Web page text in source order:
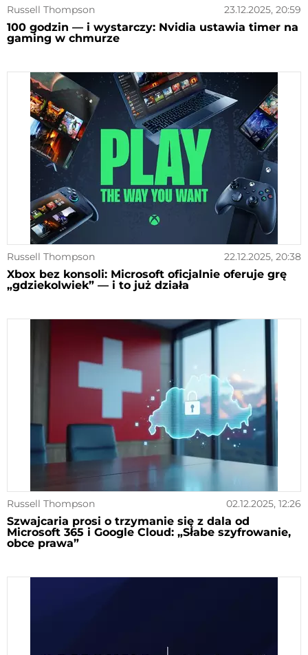
Russell Thompson 23.12.2025, 20:59
100 godzin — i wystarczy: Nvidia ustawia timer na
gaming w chmurze
Russell Thompson 22.12.2025, 20:38
Xbox bez konsoli: Microsoft oficjalnie oferuje grę
„gdziekolwiek” — i to już działa
Russell Thompson 02.12.2025, 12:26
Szwajcaria prosi o trzymanie się z dala od
Microsoft 365 i Google Cloud: „Słabe szyfrowanie,
obce prawa”